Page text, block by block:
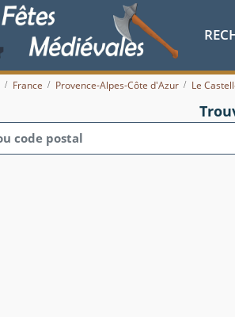
France Provence-Alpes-Côte d'Azur Le